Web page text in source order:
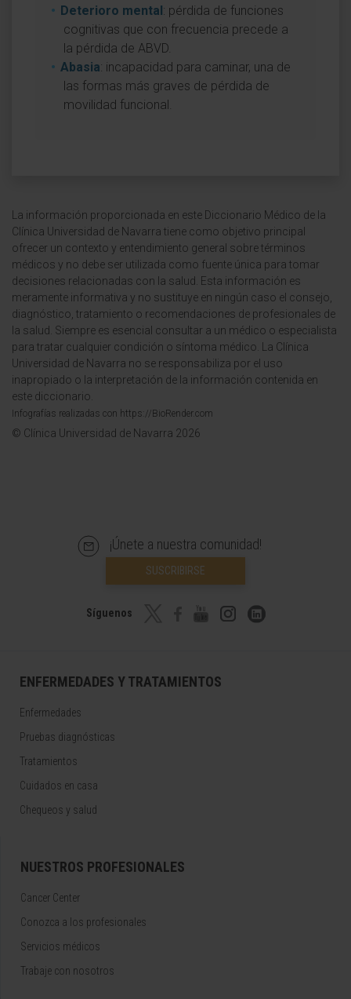
Deterioro mental: pérdida de funciones
cognitivas que con frecuencia precede a
la pérdida de ABVD.
Abasia: incapacidad para caminar, una de
las formas más graves de pérdida de
movilidad funcional.
La información proporcionada en este Diccionario Médico de la
Clínica Universidad de Navarra tiene como objetivo principal
ofrecer un contexto y entendimiento general sobre términos
médicos y no debe ser utilizada como fuente única para tomar
decisiones relacionadas con la salud. Esta información es
meramente informativa y no sustituye en ningún caso el consejo,
diagnóstico, tratamiento o recomendaciones de profesionales de
la salud. Siempre es esencial consultar a un médico o especialista
para tratar cualquier condición o síntoma médico. La Clínica
Universidad de Navarra no se responsabiliza por el uso
inapropiado o la interpretación de la información contenida en
este diccionario.
Infografías realizadas con https://BioRender.com
© Clínica Universidad de Navarra 2026
¡Únete a nuestra comunidad!
SUSCRIBIRSE
Síguenos
ENFERMEDADES Y TRATAMIENTOS
Enfermedades
Pruebas diagnósticas
Tratamientos
Cuidados en casa
Chequeos y salud
NUESTROS PROFESIONALES
Cancer Center
Conozca a los profesionales
Servicios médicos
Trabaje con nosotros